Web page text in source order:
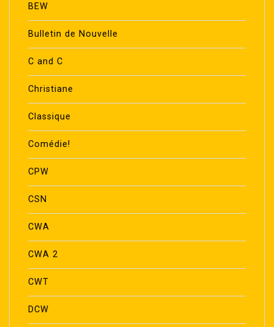
BEW
Bulletin de Nouvelle
C and C
Christiane
Classique
Comédie!
CPW
CSN
CWA
CWA 2
CWT
DCW